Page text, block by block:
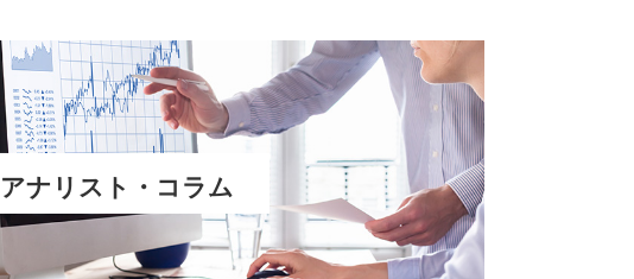
アナリスト・コラム